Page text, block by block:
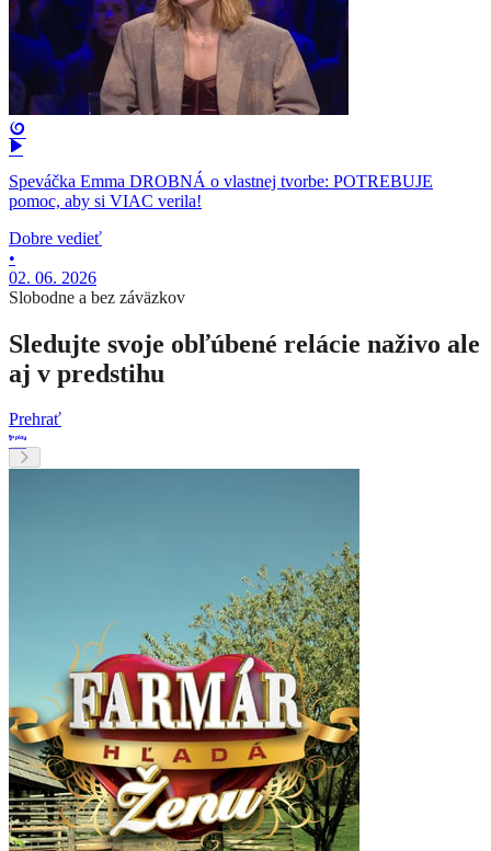
Speváčka Emma DROBNÁ o vlastnej tvorbe: POTREBUJE
pomoc, aby si VIAC verila!
Dobre vedieť
•
02. 06. 2026
Slobodne a bez záväzkov
Sledujte svoje obľúbené relácie naživo ale
aj v predstihu
Prehrať